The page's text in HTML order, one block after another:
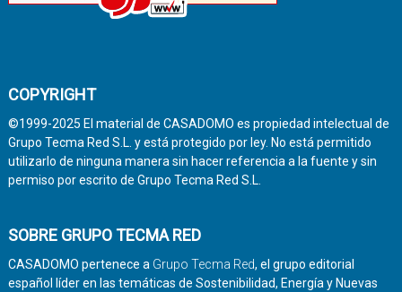
COPYRIGHT
©1999-2025 El material de CASADOMO es propiedad intelectual de
Grupo Tecma Red S.L. y está protegido por ley. No está permitido
utilizarlo de ninguna manera sin hacer referencia a la fuente y sin
permiso por escrito de Grupo Tecma Red S.L.
SOBRE GRUPO TECMA RED
CASADOMO pertenece a Grupo Tecma Red, el grupo editorial
español líder en las temáticas de Sostenibilidad, Energía y Nuevas